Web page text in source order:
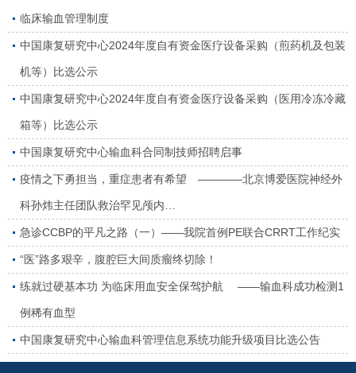
临床输血管理制度
中国康复研究中心2024年度自有资金医疗设备采购（煎药机及包装
机等）比选公示
中国康复研究中心2024年度自有资金医疗设备采购（医用冷冻冷藏
箱等）比选公示
中国康复研究中心输血科合同制技师招聘启事
疫情之下勇担当，重症患者有希望 ————北京博爱医院神经外
科孙炜主任团队救治罕见颅内…
急诊CCBP的平凡之路（一）——我院首例PE联合CRRT工作纪实
“医”路多艰辛，腹腔巨大间质瘤终切除！
练就过硬基本功 为临床用血安全保驾护航 ——输血科成功检测1
例稀有血型
中国康复研究中心输血科管理信息系统功能升级项目比选公告